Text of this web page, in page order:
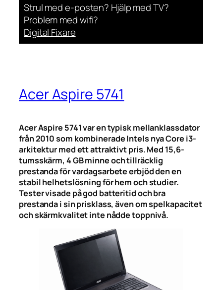
Strul med e-posten? Hjälp med TV?
Problem med wifi?
Digital Fixare
Acer Aspire 5741
Acer Aspire 5741 var en typisk mellanklassdator
från 2010 som kombinerade Intels nya Core i3-
arkitektur med ett attraktivt pris. Med 15,6-
tumsskärm, 4 GB minne och tillräcklig
prestanda för vardagsarbete erbjöd den en
stabil helhetslösning för hem och studier.
Tester visade på god batteritid och bra
prestanda i sin prisklass, även om spelkapacitet
och skärmkvalitet inte nådde toppnivå.